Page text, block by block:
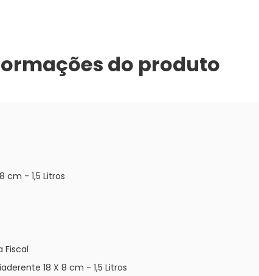
do produto
cm - 1,5 Litros
Fiscal
18 X 8 cm - 1,5 Litros